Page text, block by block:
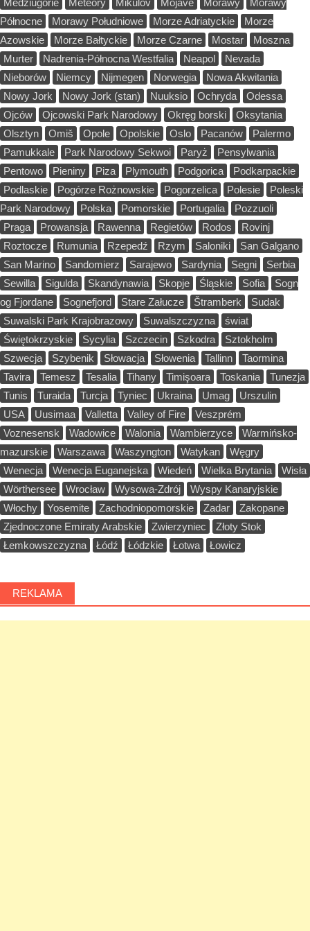
Medziugorie Meteory Mikulov Mojave Morawy
Morawy
Północne
Morawy Południowe Morze Adriatyckie
Morze
Azowskie
Morze Bałtyckie Morze Czarne Mostar
Moszna
Murter
Nadrenia-Północna Westfalia Neapol
Nevada
Nieborów
Niemcy Nijmegen Norwegia
Nowa Akwitania
Nowy Jork
Nowy Jork (stan) Nuuksio Ochryda
Odessa
Ojców
Ojcowski Park Narodowy Okręg borski
Oksytania
Olsztyn
Omiš Opole Opolskie Oslo Pacanów
Palermo
Pamukkale
Park Narodowy Sekwoi Paryż
Pensylwania
Pentowo
Pieniny Piza Plymouth Podgorica
Podkarpackie
Podlaskie
Pogórze Rożnowskie Pogorzelica Polesie
Poleski
Park Narodowy
Polska Pomorskie Portugalia
Pozzuoli
Praga
Prowansja Rawenna Regietów Rodos
Rovinj
Roztocze
Rumunia Rzepedź Rzym Saloniki
San Galgano
San Marino
Sandomierz Sarajewo Sardynia Segni
Serbia
Sewilla
Sigulda Skandynawia Skopje Śląskie Sofia
Sogn
og Fjordane
Sognefjord Stare Załucze Štramberk
Sudak
Suwalski Park Krajobrazowy
Suwalszczyzna
świat
Świętokrzyskie
Sycylia Szczecin Szkodra
Sztokholm
Szwecja
Szybenik Słowacja Słowenia Tallinn
Taormina
Tavira
Temesz Tesalia Tihany Timişoara Toskania
Tunezja
Tunis
Turaida Turcja Tyniec Ukraina Umag
Urszulin
USA
Uusimaa Valletta Valley of Fire
Veszprém
Voznesensk
Wadowice Walonia Wambierzyce
Warmińsko-
mazurskie
Warszawa Waszyngton Watykan
Węgry
Wenecja
Wenecja Euganejska Wiedeń Wielka Brytania
Wisła
Wörthersee
Wrocław Wysowa-Zdrój
Wyspy Kanaryjskie
Włochy
Yosemite Zachodniopomorskie Zadar
Zakopane
Zjednoczone Emiraty Arabskie
Zwierzyniec
Złoty Stok
Łemkowszczyzna
Łódź Łódzkie Łotwa Łowicz
REKLAMA